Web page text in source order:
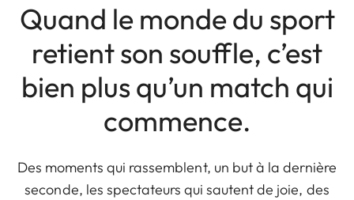
Quand le monde du sport
retient son souffle, c’est
bien plus qu’un match qui
commence.
Des moments qui rassemblent, un but à la dernière
seconde, les spectateurs qui sautent de joie, des